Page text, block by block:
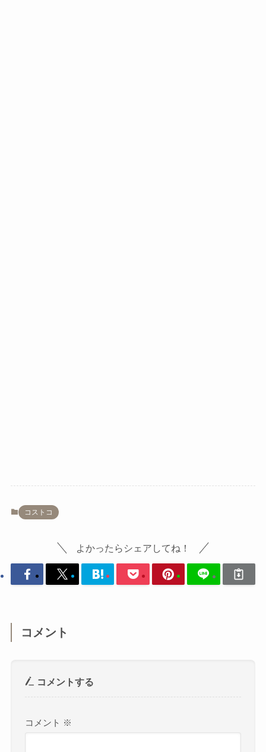
コストコ
よかったらシェアしてね！
コメント
コメントする
コメント ※